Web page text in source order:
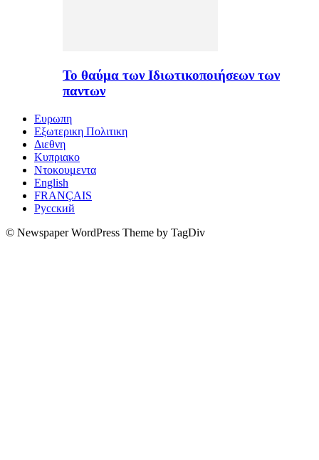
Το θαύμα των Ιδιωτικοποιήσεων των
παντων
Ευρωπη
Εξωτερικη Πολιτικη
Διεθνη
Κυπριακο
Ντοκουμεντα
English
FRANÇAIS
Русский
© Newspaper WordPress Theme by TagDiv